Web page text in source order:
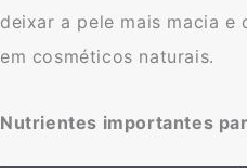
deixar a pele mais macia e
em cosméticos naturais.
Nutrientes importantes